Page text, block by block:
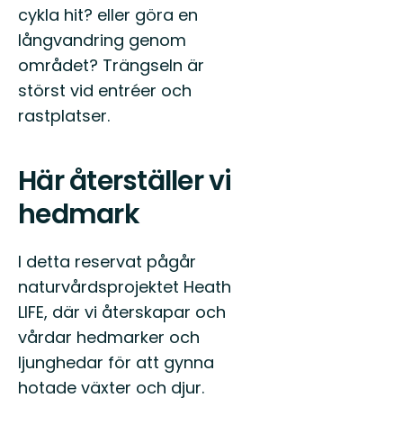
cykla hit? eller göra en
långvandring genom
området? Trängseln är
störst vid entréer och
rastplatser.
Här återställer vi
hedmark
I detta reservat pågår
naturvårdsprojektet Heath
LIFE, där vi återskapar och
vårdar hedmarker och
ljunghedar för att gynna
hotade växter och djur.